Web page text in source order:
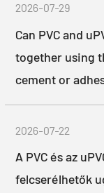
2026-07-29
Can PVC and
together using
cement or
2026-07-22
A PVC és az
felcserélhetők